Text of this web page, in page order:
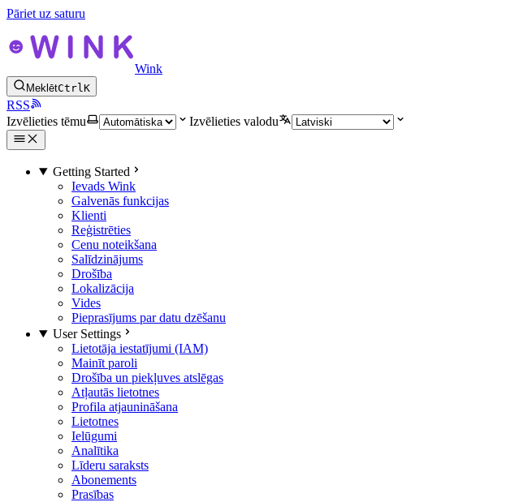
Pāriet uz saturu
Wink
MeklētCtrlK
RSS
Izvēlieties tēmu
Izvēlieties valodu
Getting Started
Ievads Wink
Galvenās funkcijas
Klienti
Reģistrēties
Cenu noteikšana
Salīdzinājums
Drošība
Lokalizācija
Vides
Pieprasījums par datu dzēšanu
User Settings
Lietotāja iestatījumi (IAM)
Mainīt paroli
Drošība un piekļuves atslēgas
Atļautās lietotnes
Profila atjaunināšana
Lietotnes
Ielūgumi
Analītika
Līderu saraksts
Abonements
Prasības